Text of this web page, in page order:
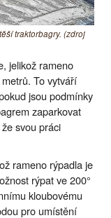
traktorbagry. (zdroj
jelikož rameno
To vytváří
jsou podmínky
zaparkovat
svou práci
rameno rýpadla je
rýpat ve 200°
kloubovému
pro umístění